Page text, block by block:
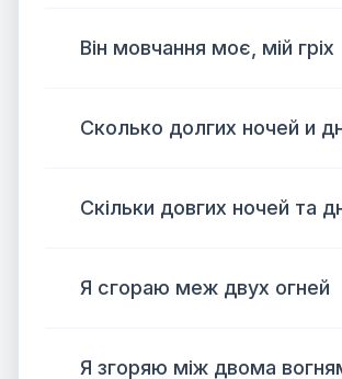
Він мовчання моє, мій гріх
Сколько долгих ночей и
Скільки довгих ночей та
Я сгораю меж двух огней
Я згоряю між двома